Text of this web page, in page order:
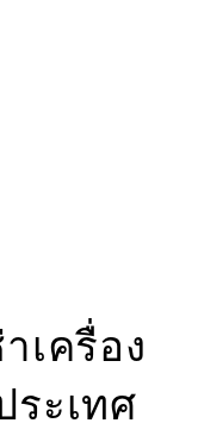
เครื่อง
ะเทศ